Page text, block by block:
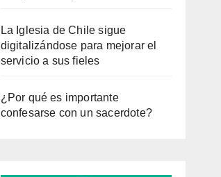
La Iglesia de Chile sigue
digitalizándose para mejorar el
servicio a sus fieles
¿Por qué es importante
confesarse con un sacerdote?